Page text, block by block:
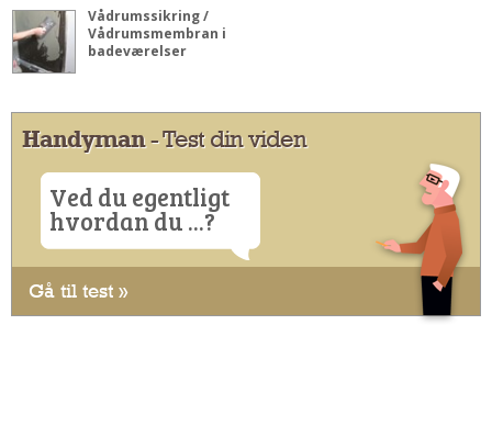
Vådrumssikring /
Vådrumsmembran i
badeværelser
Handyman- Test din viden
Ved du egentligt
hvordan du ...?
Gå til test »